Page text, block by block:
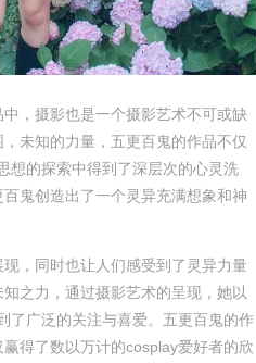
，摄影也是一个摄影艺术不可或缺
未知的力量，五更百鬼的作品不仅
想的探索中得到了深层次的心灵洗
鬼创造出了一个灵异充满想象和神
，同时也让人们感受到了灵异力量
之力，通过摄影艺术的呈现，她以
了广泛的关注与喜爱。五更百鬼的作
得了数以万计的cosplay爱好者的欣